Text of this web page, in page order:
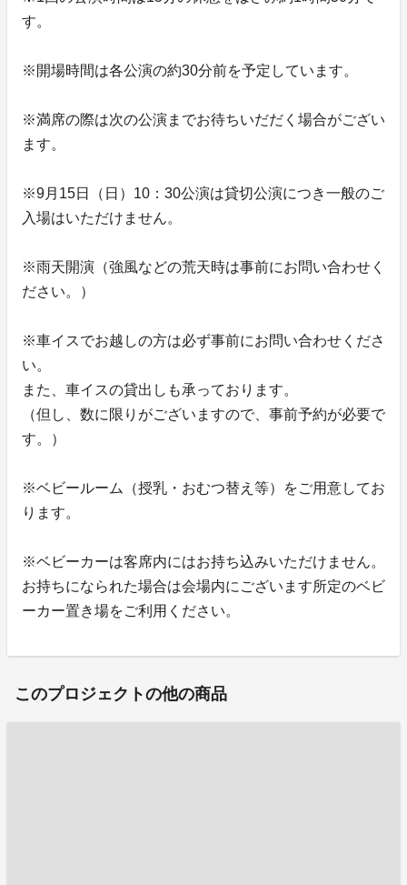
す。
※開場時間は各公演の約30分前を予定しています。
※満席の際は次の公演までお待ちいだだく場合がござい
ます。
※9月15日（日）10：30公演は貸切公演につき一般のご
入場はいただけません。
※雨天開演（強風などの荒天時は事前にお問い合わせく
ださい。）
※車イスでお越しの方は必ず事前にお問い合わせくださ
い。
また、車イスの貸出しも承っております。
（但し、数に限りがございますので、事前予約が必要で
す。）
※ベビールーム（授乳・おむつ替え等）をご用意してお
ります。
※ベビーカーは客席内にはお持ち込みいただけません。
お持ちになられた場合は会場内にございます所定のベビ
ーカー置き場をご利用ください。
このプロジェクトの他の商品